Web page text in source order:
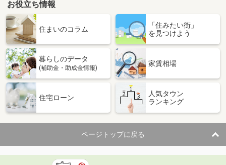
お役立ち情報
住まいのコラム
「住みたい街」
を見つけよう
暮らしのデータ
(補助金・助成金情報)
家賃相場
住宅ローン
人気タウン
ランキング
ページトップに戻る